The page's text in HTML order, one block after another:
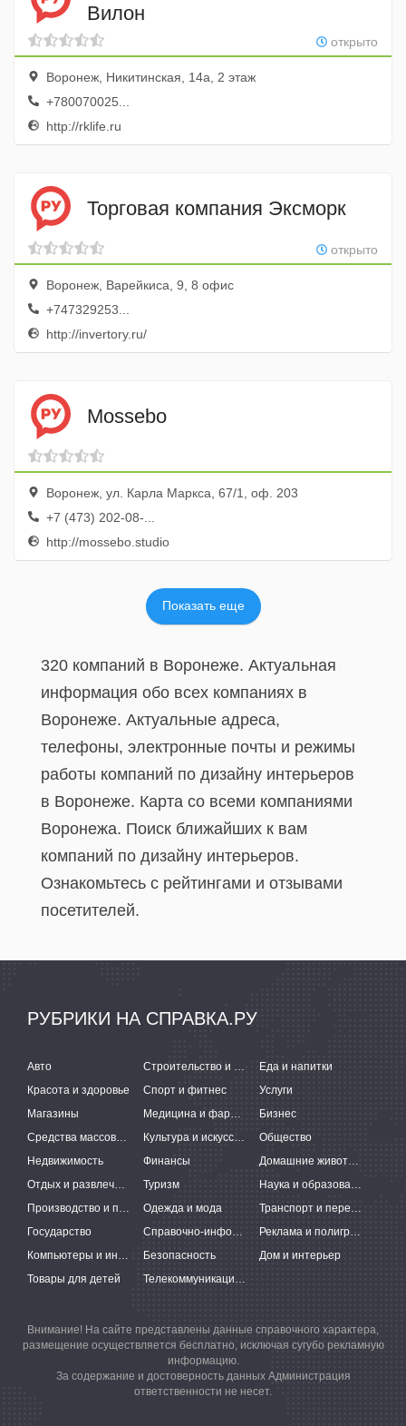
Вилон
открыто
Воронеж, Никитинская, 14а, 2 этаж
+780070025...
http://rklife.ru
Торговая компания Эксморк
открыто
Воронеж, Варейкиса, 9, 8 офис
+747329253...
http://invertory.ru/
Mossebo
Воронеж, ул. Карла Маркса, 67/1, оф. 203
+7 (473) 202-08-...
http://mossebo.studio
Показать еще
320 компаний в Воронеже. Актуальная
информация обо всех компаниях в
Воронеже. Актуальные адреса,
телефоны, электронные почты и режимы
работы компаний по дизайну интерьеров
в Воронеже. Карта со всеми компаниями
Воронежа. Поиск ближайших к вам
компаний по дизайну интерьеров.
Ознакомьтесь с рейтингами и отзывами
посетителей.
РУБРИКИ НА СПРАВКА.РУ
Авто Строительство и ремонт
Еда и напитки
Красота и здоровье
Спорт и фитнес
Услуги
Магазины
Медицина и фармацевтика
Бизнес
Средства массовой информации
Культура и искусство
Общество
Недвижимость
Финансы
Домашние животные
Отдых и развлечения
Туризм
Наука и образование
Производство и поставки
Одежда и мода
Транспорт и перевозки
Государство
Справочно-информационные системы
Реклама и полиграфия
Компьютеры и интернет
Безопасность
Дом и интерьер
Товары для детей
Телекоммуникации и связь
Внимание! На сайте представлены данные справочного характера,
размещение осуществляется бесплатно, исключая сугубо рекламную
информацию.
За содержание и достоверность данных Администрация
ответственности не несет.